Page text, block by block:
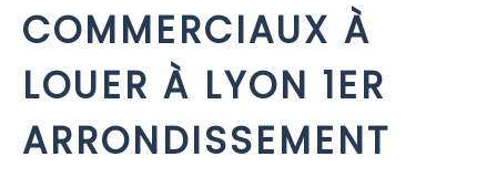
COMMERCIAUX À
LOUER À LYON 1ER
ARRONDISSEMENT